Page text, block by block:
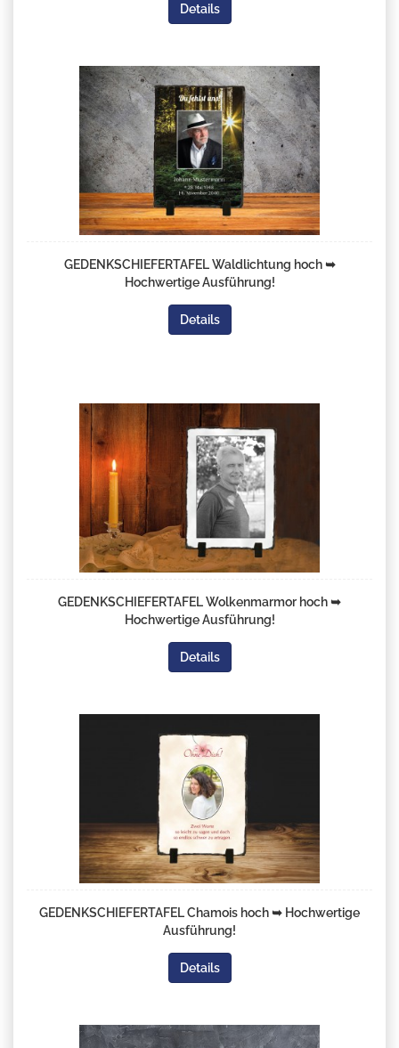
Details
GEDENKSCHIEFERTAFEL Waldlichtung hoch ➥
Hochwertige Ausführung!
Details
GEDENKSCHIEFERTAFEL Wolkenmarmor hoch ➥
Hochwertige Ausführung!
Details
GEDENKSCHIEFERTAFEL Chamois hoch ➥ Hochwertige
Ausführung!
Details